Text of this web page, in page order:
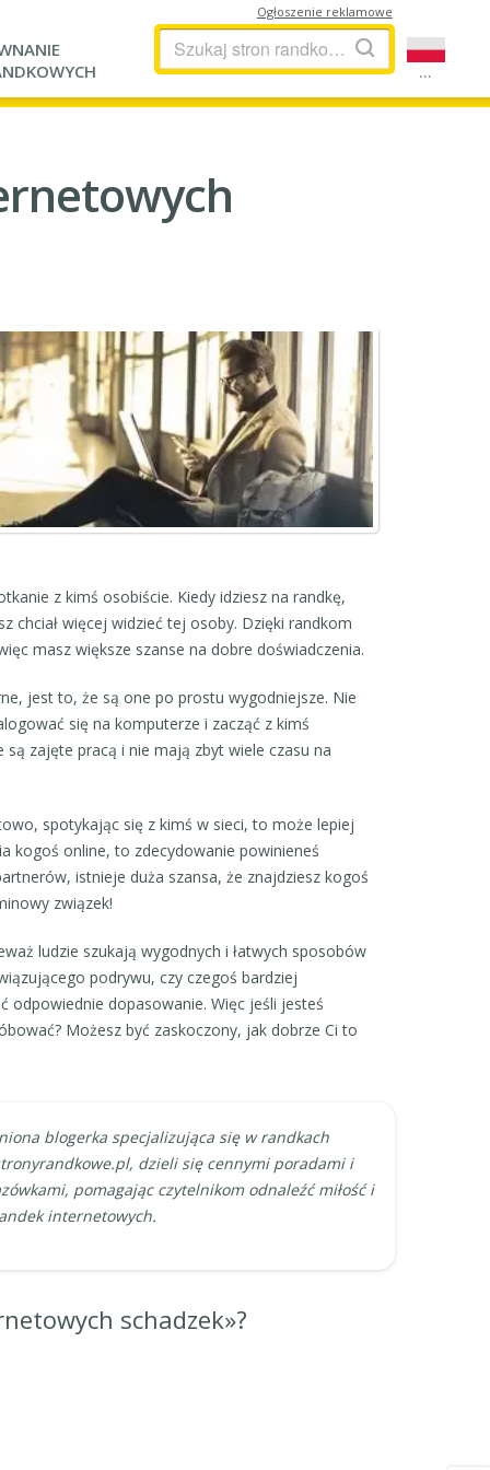
...
Ogłoszenie reklamowe
z kimś osobiście. Kiedy idziesz na randkę,
chciał więcej widzieć tej osoby. Dzięki randkom
masz większe szanse na dobre doświadczenia.
jest to, że są one po prostu wygodniejsze. Nie
się na komputerze i zacząć z kimś
zajęte pracą i nie mają zbyt wiele czasu na
spotykając się z kimś w sieci, to może lepiej
kogoś online, to zdecydowanie powinieneś
istnieje duża szansa, że znajdziesz kogoś
związek!
ludzie szukają wygodnych i łatwych sposobów
podrywu, czy czegoś bardziej
odpowiednie dopasowanie. Więc jeśli jesteś
Możesz być zaskoczony, jak dobrze Ci to
blogerka specjalizująca się w randkach
dzieli się cennymi poradami i
pomagając czytelnikom odnaleźć miłość i
internetowych.
schadzek»?